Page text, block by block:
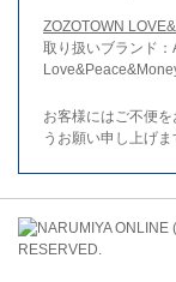
ZOZOTOWN
取り扱いブランド：
お客様にはご不便
うお願い申し上げま